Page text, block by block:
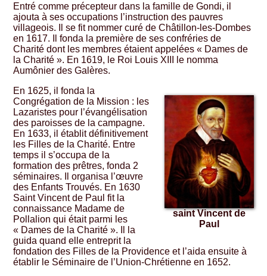
Entré comme précepteur dans la famille de Gondi, il
ajouta à ses occupations l’instruction des pauvres
villageois. Il se fit nommer curé de Châtillon-les-Dombes
en 1617. Il fonda la première de ses confréries de
Charité dont les membres étaient appelées « Dames de
la Charité ». En 1619, le Roi Louis XIII le nomma
Aumônier des Galères.
saint Vincent de
Paul
En 1625, il fonda la
Congrégation de la Mission : les
Lazaristes pour l’évangélisation
des paroisses de la campagne.
En 1633, il établit définitivement
les Filles de la Charité. Entre
temps il s’occupa de la
formation des prêtres, fonda 2
séminaires. Il organisa l’œuvre
des Enfants Trouvés. En 1630
Saint Vincent de Paul fit la
connaissance Madame de
Pollalion qui était parmi les
« Dames de la Charité ». Il la
guida quand elle entreprit la
fondation des Filles de la Providence et l’aida ensuite à
établir le Séminaire de l’Union-Chrétienne en 1652.